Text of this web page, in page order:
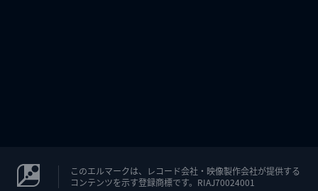
このエルマークは、レコード会社・映像製作会社が提供する
コンテンツを示す登録商標です。RIAJ70024001